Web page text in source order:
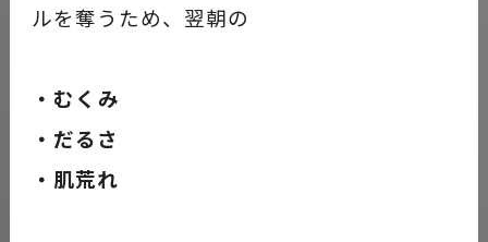
ルを奪うため、翌朝の
・むくみ
・だるさ
・肌荒れ